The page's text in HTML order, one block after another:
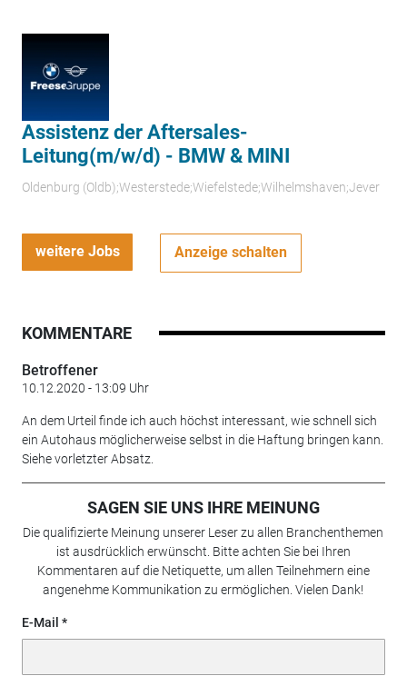
Assistenz der Aftersales-
Leitung(m/w/d) - BMW & MINI
Oldenburg (Oldb);Westerstede;Wiefelstede;Wilhelmshaven;Jever
weitere Jobs Anzeige schalten
KOMMENTARE
Betroffener
10.12.2020 - 13:09 Uhr
An dem Urteil finde ich auch höchst interessant, wie schnell sich
ein Autohaus möglicherweise selbst in die Haftung bringen kann.
Siehe vorletzter Absatz.
SAGEN SIE UNS IHRE MEINUNG
Die qualifizierte Meinung unserer Leser zu allen Branchenthemen
ist ausdrücklich erwünscht. Bitte achten Sie bei Ihren
Kommentaren auf die Netiquette, um allen Teilnehmern eine
angenehme Kommunikation zu ermöglichen. Vielen Dank!
E-Mail